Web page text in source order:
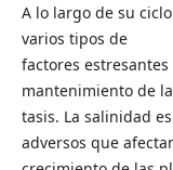
A lo largo de su
varios tipos de
factores
mantenimiento de
tasis. La salinidad
adversos que